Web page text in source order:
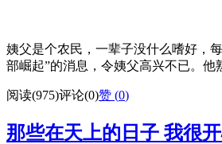
姨父是个农民，一辈子没什么嗜好，
部崛起”的消息，令姨父高兴不已。
阅读(975)评论(0)赞 (0)
那些在天上的日子 我很